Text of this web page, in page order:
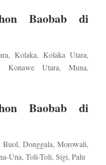
Baobab di
Kolaka, Kolaka Utara,
Konawe Utara, Muna,
Baobab di
Buol, Donggala, Morowali,
Una, Toli-Toli, Sigi, Palu